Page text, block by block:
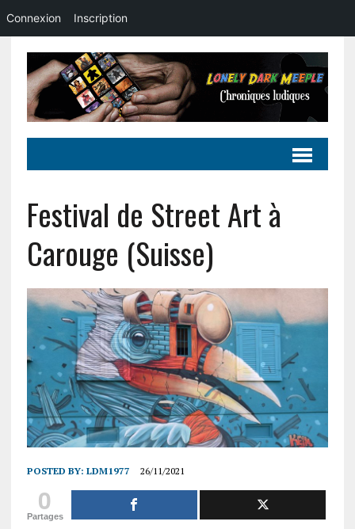
Festival de Street Art à
Carouge (Suisse)
POSTED BY: LDM1977 26/11/2021
0
Partages
Connexion Inscription